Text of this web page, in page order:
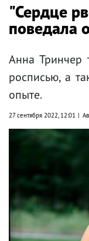
"Сердце
поведала
Анна Тринчер
росписью, а
опыте.
27 сентября 2022, 12:01